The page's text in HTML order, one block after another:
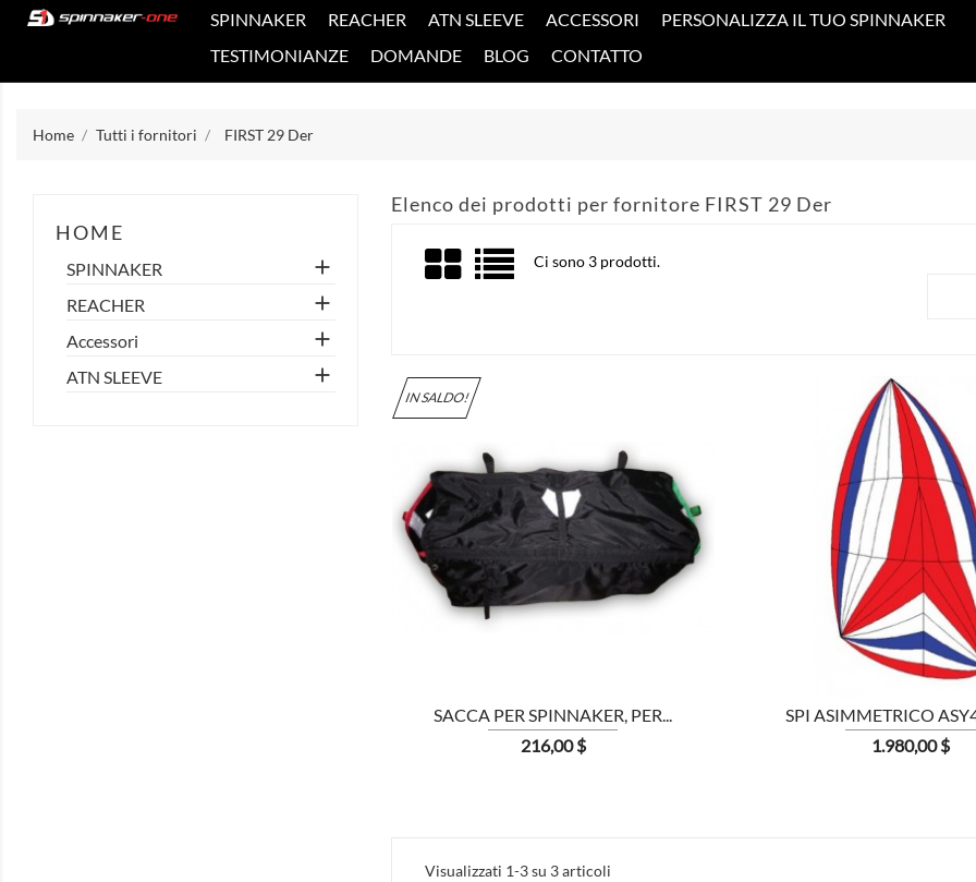
SPINNAKER REACHER ATN SLEEVE ACCESSORI
PERSONALIZZA IL TUO SPINNAKER
TESTIMONIANZE
DOMANDE BLOG CONTATTO
Home Tutti i fornitori FIRST 29 Der
HOME
SPINNAKER 
REACHER 
Accessori 
ATN SLEEVE 
Elenco dei prodotti per fornitore FIRST 29 Der
Ci sono 3 prodotti.
IN SALDO!
SACCA PER SPINNAKER, PER...
Prezzo
216,00 $
MOSTRA 
SPI ASIMMETRICO
Prezzo
1.980,00 $

Visualizzati 1-3 su 3 articoli